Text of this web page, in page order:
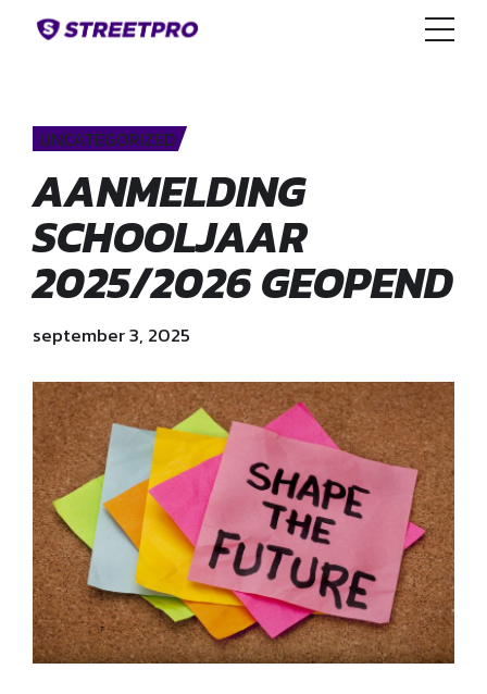
UNCATEGORIZED
AANMELDING
SCHOOLJAAR
2025/2026 GEOPEND
september 3, 2025